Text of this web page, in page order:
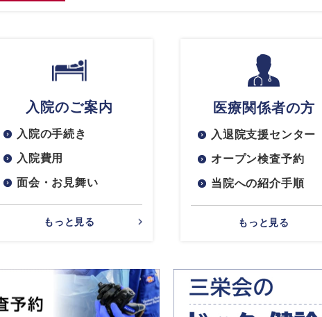
入院のご案内
入院の手続き
入院費用
面会・お見舞い
もっと見る
医療関係者の方
入退院支援センター
オープン検査予約
当院への紹介手順
もっと見る